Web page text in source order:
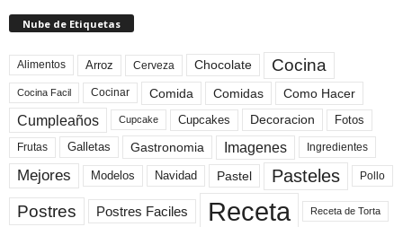
Nube de Etiquetas
Alimentos Arroz Cerveza Chocolate Cocina
Cocina Facil Cocinar Comida Comidas Como Hacer
Cumpleaños Cupcake Cupcakes Decoracion Fotos
Frutas Galletas Gastronomia Imagenes Ingredientes
Mejores Modelos Navidad Pastel Pasteles Pollo
Postres Postres Faciles Receta Receta de Torta